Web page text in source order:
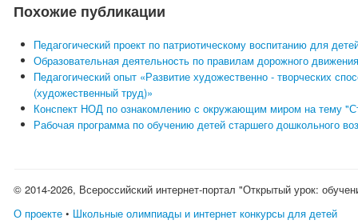
Похожие публикации
Педагогический проект по патриотическому воспитанию для
Образовательная деятельность по правилам дорожного
Педагогический опыт «Развитие художественно - творческих
(художественный труд)»
Конспект НОД по ознакомлению с окружающим миром на тему
Рабочая программа по обучению детей старшего дошкольного
© 2014-2026, Всероссийский интернет-портал "Открытый урок:
О проекте • Школьные олимпиады и интернет конкурсы для детей